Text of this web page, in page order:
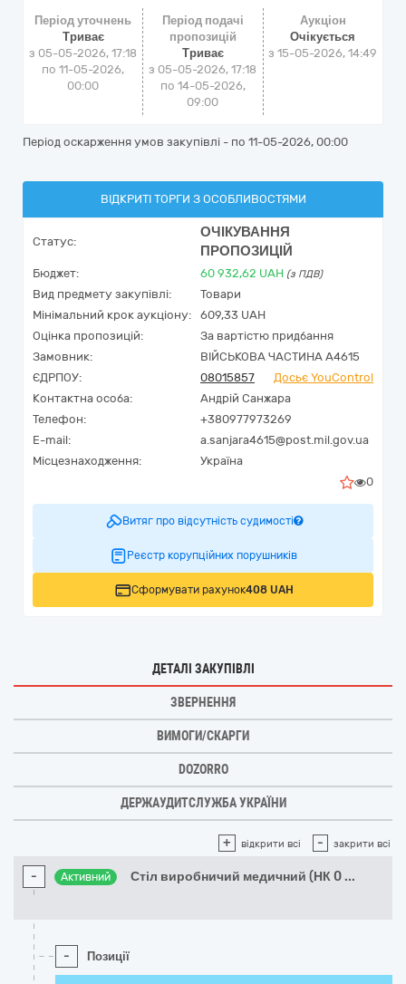
Період уточнень
Триває
з 05-05-2026, 17:18
по 11-05-2026,
00:00
Період подачі
пропозицій
Триває
з 05-05-2026, 17:18
по 14-05-2026,
09:00
Аукціон
Очікується
з15-05-2026, 14:49
Період оскарження умов закупівлі - по 11-05-2026, 00:00
ВІДКРИТІ ТОРГИ З ОСОБЛИВОСТЯМИ
Статус:
ОЧІКУВАННЯ
ПРОПОЗИЦІЙ
Бюджет: 60 932,62 UAH (з ПДВ)
Вид предмету закупівлі:
Товари
Мінімальний крок аукціону:
609,33 UAH
Оцінка пропозицій:
За вартістю придбання
Замовник:
ВІЙСЬКОВА ЧАСТИНА А4615
ЄДРПОУ:
08015857
Досьє YouControl
Контактна особа:
Андрій Санжара
Телефон:
+380977973269
E-mail:
a.sanjara4615@post.mil.gov.ua
Місцезнаходження:
Україна
0
Витяг про відсутність судимості
Реєстр корупційних порушників
Сформувати рахунок408 UAH
ДЕТАЛІ ЗАКУПІВЛІ
ЗВЕРНЕННЯ
ВИМОГИ/СКАРГИ
DOZORRO
ДЕРЖАУДИТСЛУЖБА УКРАЇНИ
+ відкрити всі - закрити всі
- Активний Стіл виробничий медичний (НК 0 ...
- Позиції